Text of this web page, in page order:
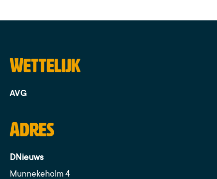
Wettelijk
AVG
Adres
DNieuws
Munnekeholm 4